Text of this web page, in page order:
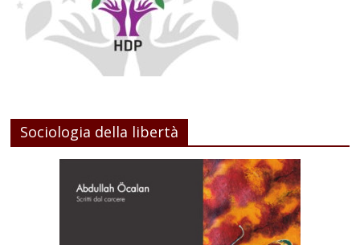
Sociologia della libertà